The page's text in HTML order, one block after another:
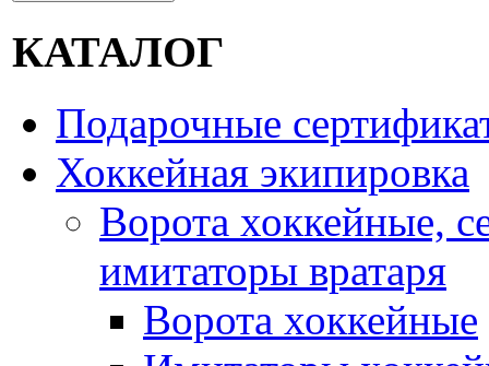
КАТАЛОГ
Подарочные
Хоккейная экипировка
Ворота хоккейные,
имитаторы вратаря
Ворота хоккейные